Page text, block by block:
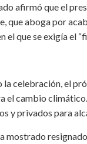
afirmó que el
que aboga por
que se exigía el
celebración, el
el cambio
y privados para
mostrado